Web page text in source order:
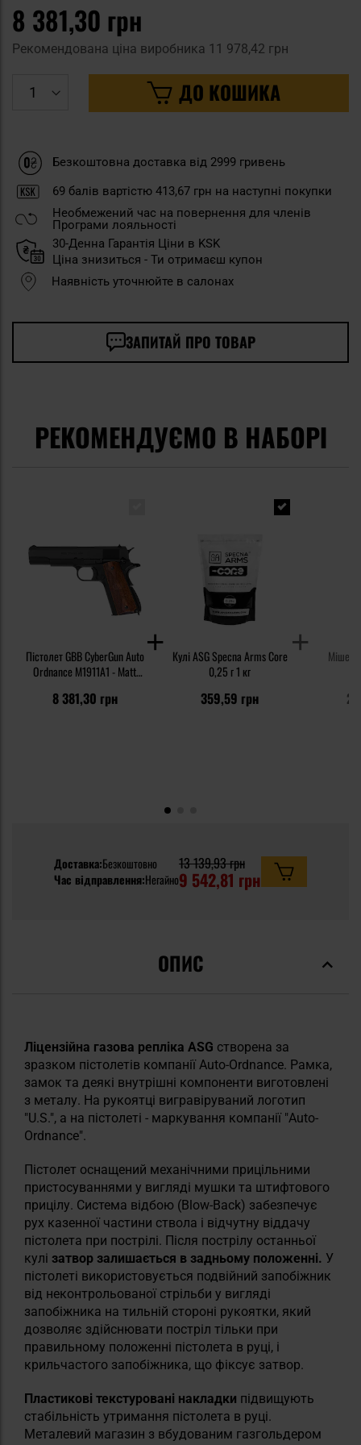
8 381,30 грн
Рекомендована ціна виробника 11 978,42 грн
ДО КОШИКА
Безкоштовна доставка від 2999 гривень
69 балів вартістю 413,67 грн на наступні покупки
Необмежений час на повернення для членів
Програми лояльності
30-Денна Гарантія Ціни в KSK
Ціна знизиться - Ти отримаєш купон
Наявність уточнюйте в салонах
ЗАПИТАЙ ПРО ТОВАР
РЕКОМЕНДУЄМО В НАБОРІ
Пістолет GBB CyberGun Auto
Ordnance M1911A1 - Matt
8 381,30 грн
Кулі ASG Specna Arms Core
0,25 г 1 кг
359,59 грн
Доставка:Безкоштовно
Час відправлення:Негайно
13 139,93 грн
9 542,81 грн
ОПИС
Ліцензійна газова репліка ASG створена за
зразком пістолетів компанії Auto-Ordnance. Рамка,
замок та деякі внутрішні компоненти виготовлені
з металу. На рукоятці вигравіруваний логотип
"U.S.", а на пістолеті - маркування компанії "Auto-
Ordnance".
Пістолет оснащений механічними прицільними
пристосуваннями у вигляді мушки та штифтового
прицілу. Система відбою (Blow-Back) забезпечує
рух казенної частини ствола і відчутну віддачу
пістолета при пострілі. Після пострілу останньої
кулі затвор залишається в задньому положенні. У
пістолеті використовується подвійний запобіжник
від неконтрольованої стрільби у вигляді
запобіжника на тильній стороні рукоятки, який
дозволяє здійснювати постріл тільки при
правильному положенні пістолета в руці, і
крильчастого запобіжника, що фіксує затвор.
Пластикові текстуровані накладки підвищують
стабільність утримання пістолета в руці.
Металевий магазин з вбудованим газгольдером